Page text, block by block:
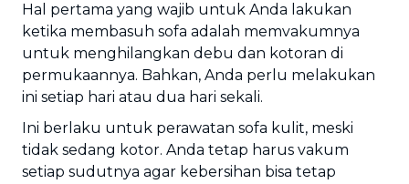
Hal pertama yang wajib untuk Anda lakukan
ketika membasuh sofa adalah memvakumnya
untuk menghilangkan debu dan kotoran di
permukaannya. Bahkan, Anda perlu melakukan
ini setiap hari atau dua hari sekali.
Ini berlaku untuk perawatan sofa kulit, meski
tidak sedang kotor. Anda tetap harus vakum
setiap sudutnya agar kebersihan bisa tetap